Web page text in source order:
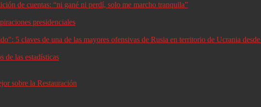
de cuentas: “ni gané ni perdí, solo me marcho tranquila”
presidenciales
5 claves de una de las mayores ofensivas de Rusia en territorio de Ucrania
de las estadísticas
sobre la Restauración